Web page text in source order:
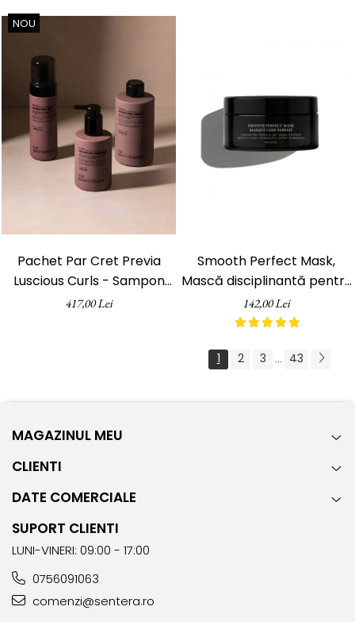
NOU
Pachet Par Cret Previa
Luscious Curls - Sampon
340ml, Balsam 200ml,
417,00 Lei
Smooth Perfect Mask,
Mască disciplinantă pentru
păr rebel, pH Laboratories,
200 ml
142,00 Lei
1 2 3 ... 43
MAGAZINUL MEU
CLIENTI
DATE COMERCIALE
SUPORT CLIENTI
LUNI-VINERI: 09:00 - 17:00
0756091063
comenzi@sentera.ro